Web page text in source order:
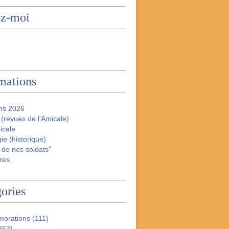
moi
2026
de l'Amicale)
(historique)
nos soldats"
(111)